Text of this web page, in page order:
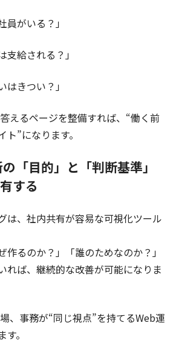
員がいる？」
支給される？」
はきつい？」
えるページを整備すれば、“働く前
”になります。
「目的」と「判断基準」
する
は、社内共有が容易な可視化ツール
作るのか？」「誰のためなのか？」
れば、継続的な改善が可能になりま
、事務が“同じ視点”を持てるWeb運
。